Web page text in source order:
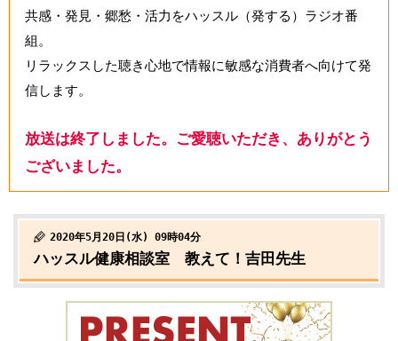
共感・発見・郷愁・活力をハッスル（発する）ラジオ番
組。
リラックスした聴き心地で情報に敏感な消費者へ向けて発
信します。
放送は終了しました。ご愛聴いただき、ありがとう
ございました。
2020年5月20日(水) 09時04分
ハッスル健康相談室 教えて！吉田先生